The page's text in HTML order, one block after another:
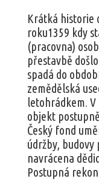
Krátká historie
roku1359 kdy
(pracovna)
přestavbě
spadá do
zemědělská
letohrádkem.
objekt
Český fond
údržby, budovy
navrácena
Postupná